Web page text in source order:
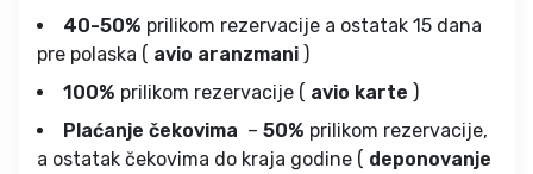
40-50% prilikom rezervacije a ostatak 15 dana
pre polaska ( avio aranzmani )
100% prilikom rezervacije ( avio karte )
Plaćanje čekovima – 50% prilikom rezervacije,
a ostatak čekovima do kraja godine ( deponovanje